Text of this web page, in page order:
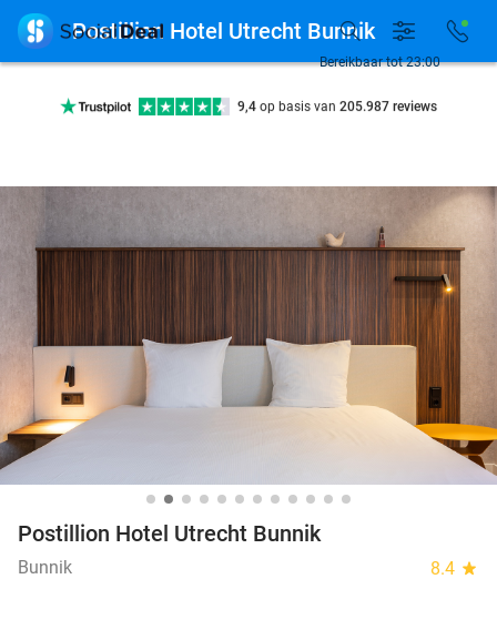
9,4 op basis van 205.987 reviews
Bereikbaar tot 23:00
 Postillion Hotel Utrecht Bunnik
Postillion Hotel Utrecht Bunnik
Bunnik 8.4 star